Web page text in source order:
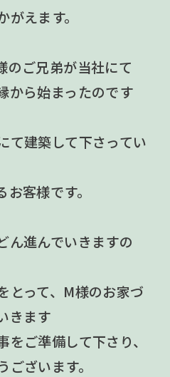
えます。
のご兄弟が当社にて
から始まったのです
て建築して下さってい
客様です。
ん進んでいきますの
とって、M様のお家づ
きます
ご準備して下さり、
ざいます。